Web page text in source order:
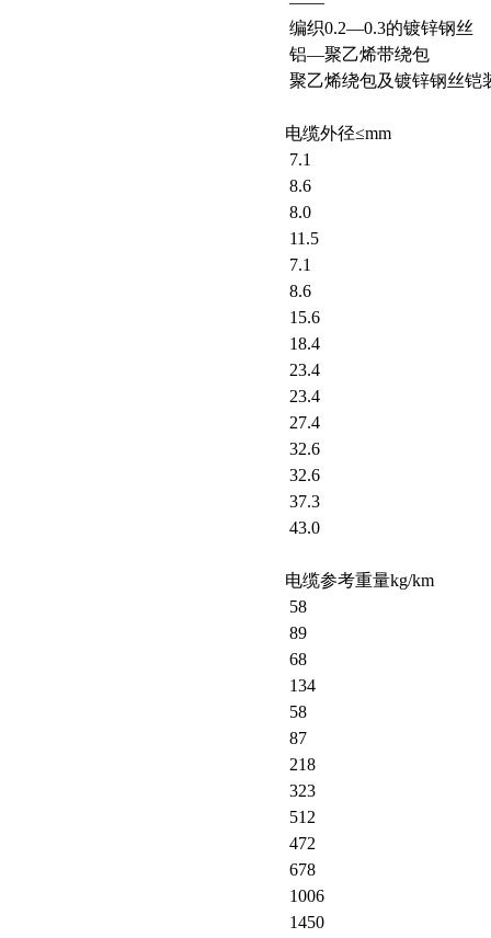
编织0.2—0.3的镀锌钢丝
铝—聚乙烯带绕包
聚乙烯绕包及镀锌钢丝铠
电缆外径≤mm
7.1
8.6
8.0
11.5
7.1
8.6
15.6
18.4
23.4
23.4
27.4
32.6
32.6
37.3
43.0
电缆参考重量kg/km
58
89
68
134
58
87
218
323
512
472
678
1006
1450